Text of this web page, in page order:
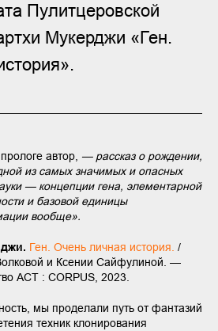
Пулитцеровской
Мукерджи «Ген.
автор, — рассказ о рождении,
из самых значимых и опасных
— концепции гена, элементарной
и базовой единицы
вообще».
Ген. Очень личная история. /
и Ксении Сайфулиной. —
АСТ : CORPUS, 2023.
мы проделали путь от фантазий
техник клонирования